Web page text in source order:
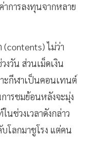
าการลงทุนจากหลาย
(contents) ไม่ว่า
วัน ส่วนเม็ดเงิน
ะกีฬาเป็นคอนเทนต์
ารชมย้อนหลังจะมุ่ง
นช่วงเวลาดังกล่าว
โลกมาชูโรง แต่คน